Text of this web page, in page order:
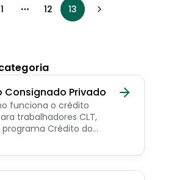
1 More pages
12 13
Consignado Privado
funciona o crédito
trabalhadores CLT,
Crédito do